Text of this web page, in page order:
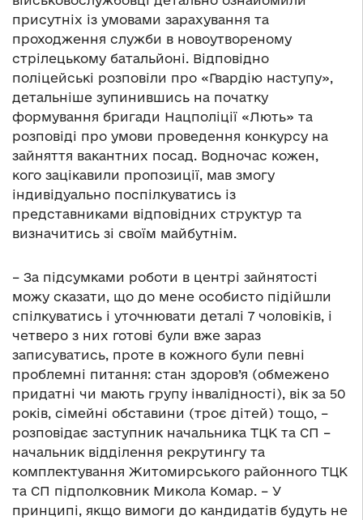
присутніх із умовами зарахування та
проходження служби в новоутвореному
стрілецькому батальйоні. Відповідно
поліцейські розповіли про «Гвардію наступу»,
детальніше зупинившись на початку
формування бригади Нацполіції «Лють» та
розповіді про умови проведення конкурсу на
зайняття вакантних посад. Водночас кожен,
кого зацікавили пропозиції, мав змогу
індивідуально поспілкуватись із
представниками відповідних структур та
визначитись зі своїм майбутнім.
– За підсумками роботи в центрі зайнятості
можу сказати, що до мене особисто підійшли
спілкуватись і уточнювати деталі 7 чоловіків, і
четверо з них готові були вже зараз
записуватись, проте в кожного були певні
проблемні питання: стан здоров’я (обмежено
придатні чи мають групу інвалідності), вік за 50
років, сімейні обставини (троє дітей) тощо, –
розповідає заступник начальника ТЦК та СП –
начальник відділення рекрутингу та
комплектування Житомирського районного ТЦК
та СП підполковник Микола Комар. – У
принципі, якщо вимоги до кандидатів будуть не